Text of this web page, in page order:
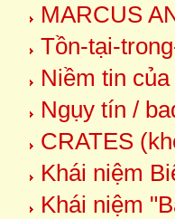
MARCUS
Tồn-tại-
Niềm tin
Ngụy tín /
CRATES
Khái niệm
Khái niệm